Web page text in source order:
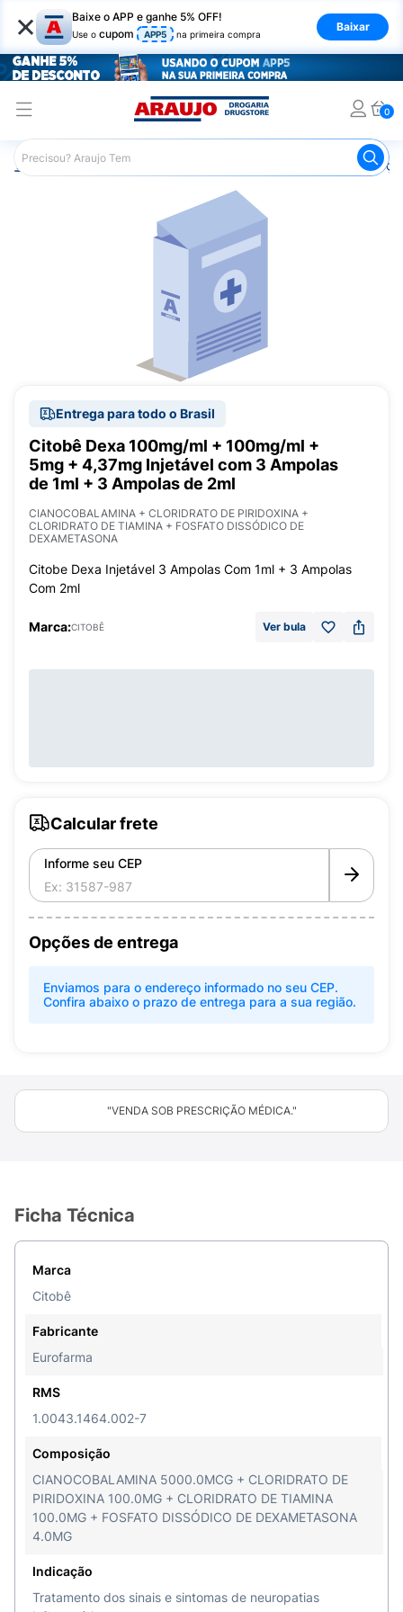
× Baixe o APP e ganhe 5% OFF!
Use o cupom APP5 na primeira compra
Baixar
0
Araujo Medicamentos Remédios para Alergias e
Entrega para todo o Brasil
Citobê Dexa 100mg/ml + 100mg/ml +
5mg + 4,37mg Injetável com 3 Ampolas
de 1ml + 3 Ampolas de 2ml
CIANOCOBALAMINA + CLORIDRATO DE PIRIDOXINA +
CLORIDRATO DE TIAMINA + FOSFATO DISSÓDICO DE
DEXAMETASONA
Citobe Dexa Injetável 3 Ampolas Com 1ml + 3 Ampolas
Com 2ml
Marca:CITOBÊ Ver bula
Calcular frete
Informe seu CEP
Opções de entrega
Enviamos para o endereço informado no seu CEP.
Confira abaixo o prazo de entrega para a sua região.
"VENDA SOB PRESCRIÇÃO MÉDICA."
Ficha Técnica
Marca
Citobê
Fabricante
Eurofarma
RMS
1.0043.1464.002-7
Composição
CIANOCOBALAMINA 5000.0MCG + CLORIDRATO DE
PIRIDOXINA 100.0MG + CLORIDRATO DE TIAMINA
100.0MG + FOSFATO DISSÓDICO DE DEXAMETASONA
4.0MG
Indicação
Tratamento dos sinais e sintomas de neuropatias